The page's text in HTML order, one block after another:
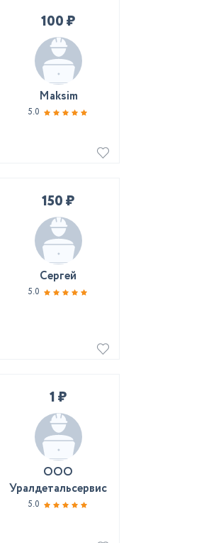
100 ₽
Maksim
5.0
150 ₽
Сергей
5.0
1 ₽
ООО
Уралдетальсервис
5.0